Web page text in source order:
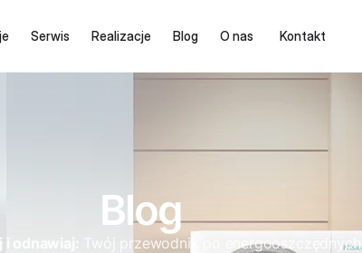
Serwis Realizacje Blog O nas Kontakt
Blog
odnawiaj:
Twój przewodnik po energooszczędnych